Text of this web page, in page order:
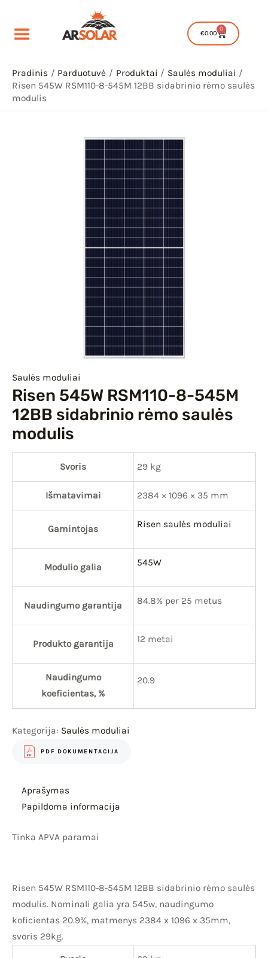
turinio
€0.00
0
Cart
Pradinis Parduotuvė Produktai
Saulės moduliai
Risen 545W RSM110-8-545M 12BB sidabrinio rėmo saulės
modulis
Saulės moduliai
Risen 545W RSM110-8-545M
12BB sidabrinio rėmo saulės
modulis
Svoris 29 kg
Išmatavimai 2384 × 1096 × 35 mm
Gamintojas Risen saulės moduliai
Modulio galia 545W
Naudingumo garantija 84.8% per 25 metus
Produkto garantija 12 metai
Naudingumo
koeficientas, %
20.9
Kategorija: Saulės moduliai
PDF DOKUMENTACIJA
Aprašymas
Papildoma informacija
Tinka APVA paramai
Risen 545W RSM110-8-545M 12BB sidabrinio rėmo saulės
modulis. Nominali galia yra 545w, naudingumo
koficientas 20.9%, matmenys 2384 x 1096 x 35mm,
svoris 29kg.